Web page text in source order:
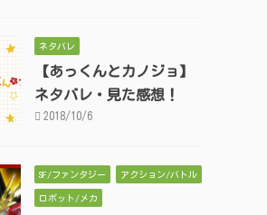
ネタバレ
【あっくんとカノジョ】
ネタバレ・見た感想！
2018/10/6
SF/ファンタジー アクション/バトル
ロボット/メカ